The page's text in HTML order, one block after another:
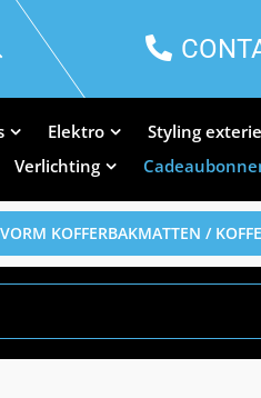
Elektro Styling
Verlichting
KOFFERBAKMATTEN /